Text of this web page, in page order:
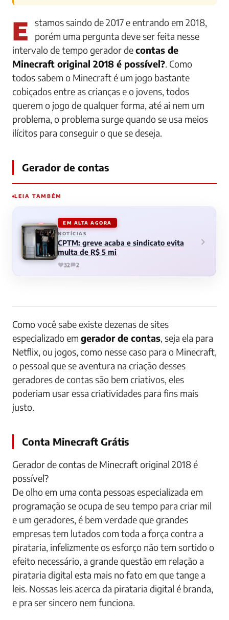
Estamos saindo de 2017 e entrando em 2018,
porém uma pergunta deve ser feita nesse
intervalo de tempo gerador decontas de
Minecraft original 2018 é possível?. Como
todos sabem o Minecraft é um jogo bastante
cobiçados entre as crianças e o jovens, todos
querem o jogo de qualquer forma, até ai nem um
problema, o problema surge quando se usa meios
ilícitos para conseguir o que se deseja.
Gerador de contas
LEIA TAMBÉM
EM ALTA AGORA
NOTÍCIAS
CPTM: greve acaba e sindicato evita
multa de R$ 5 mi
32 2
Como você sabe existe dezenas de sites
especializado em gerador de contas, seja ela para
Netflix, ou jogos, como nesse caso para o Minecraft,
o pessoal que se aventura na criação desses
geradores de contas são bem criativos, eles
poderiam usar essa criatividades para fins mais
justo.
Conta Minecraft Grátis
Gerador de contas de Minecraft original 2018 é
possível?
De olho em uma conta pessoas especializada em
programação se ocupa de seu tempo para criar mil
e um geradores, é bem verdade que grandes
empresas tem lutados com toda a força contra a
pirataria, infelizmente os esforço não tem sortido o
efeito necessário, a grande questão em relação a
pirataria digital esta mais no fato em que tange a
leis. Nossas leis acerca da pirataria digital é branda,
e pra ser sincero nem funciona.